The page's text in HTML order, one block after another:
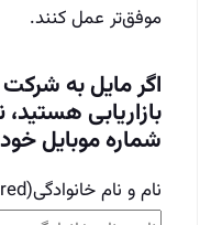
موفق‌تر عمل کنند.
اگر مایل به
بازاریابی
شماره موبایل خود
نام و نام خانوادگی(Required)